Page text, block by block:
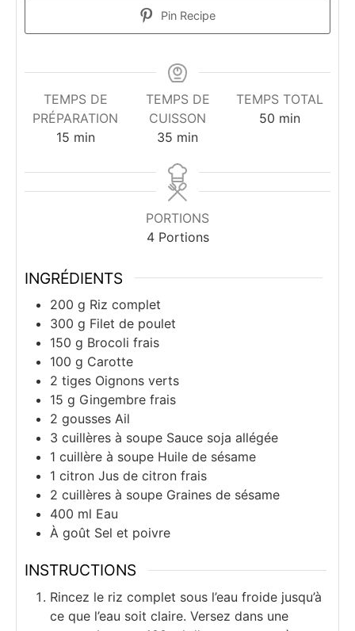
Pin Recipe
TEMPS DE
PRÉPARATION
15minutes
min
TEMPS DE
CUISSON
35 minutes
min
TEMPS TOTAL
50minutes
min
PORTIONS
4 Portions
INGRÉDIENTS
200 g Riz complet
300 g Filet de poulet
150 g Brocoli frais
100 g Carotte
2 tiges Oignons verts
15 g Gingembre frais
2 gousses Ail
3 cuillères à soupe Sauce soja allégée
1 cuillère à soupe Huile de sésame
1 citron Jus de citron frais
2 cuillères à soupe Graines de sésame
400 ml Eau
À goût Sel et poivre
INSTRUCTIONS
Rincez le riz complet sous l’eau froide jusqu’à
ce que l’eau soit claire. Versez dans une